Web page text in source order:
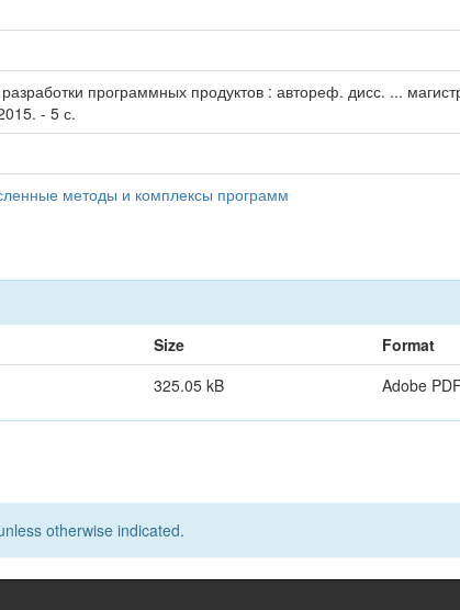
программных продуктов : автореф. дисс. ...
- 5 с.
методы и комплексы программ
Size
Format
325.05 kB Adobe PDF
otherwise indicated.